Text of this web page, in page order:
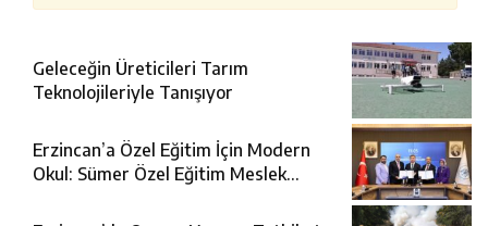
Geleceğin Üreticileri Tarım
Teknolojileriyle Tanışıyor
Erzincan’a Özel Eğitim İçin Modern
Okul: Sümer Özel Eğitim Meslek